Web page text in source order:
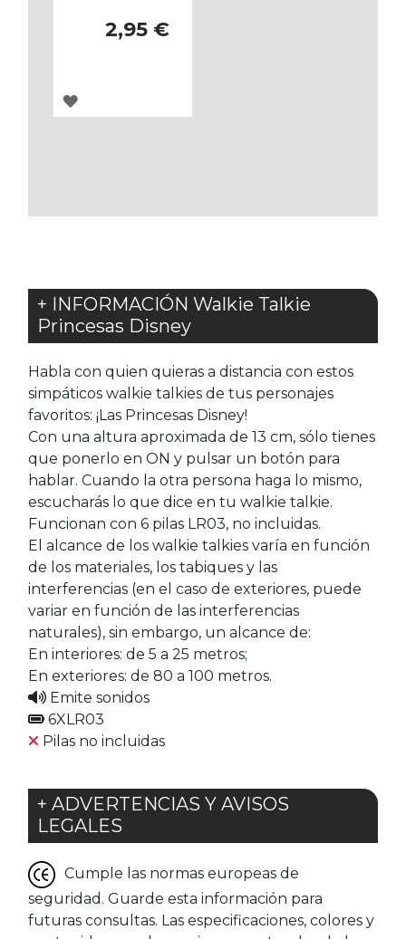
2,95 €
AGREGAR
+ INFORMACIÓN Walkie Talkie
Princesas Disney
Habla con quien quieras a distancia con estos
simpáticos walkie talkies de tus personajes
favoritos: ¡Las Princesas Disney!
Con una altura aproximada de 13 cm, sólo tienes
que ponerlo en ON y pulsar un botón para
hablar. Cuando la otra persona haga lo mismo,
escucharás lo que dice en tu walkie talkie.
Funcionan con 6 pilas LR03, no incluidas.
El alcance de los walkie talkies varía en función
de los materiales, los tabiques y las
interferencias (en el caso de exteriores, puede
variar en función de las interferencias
naturales), sin embargo, un alcance de:
En interiores: de 5 a 25 metros;
En exteriores: de 80 a 100 metros.
Emite sonidos
6XLR03
Pilas no incluidas
+ ADVERTENCIAS Y AVISOS
LEGALES
Cumple las normas europeas de
seguridad. Guarde esta información para
futuras consultas. Las especificaciones, colores y